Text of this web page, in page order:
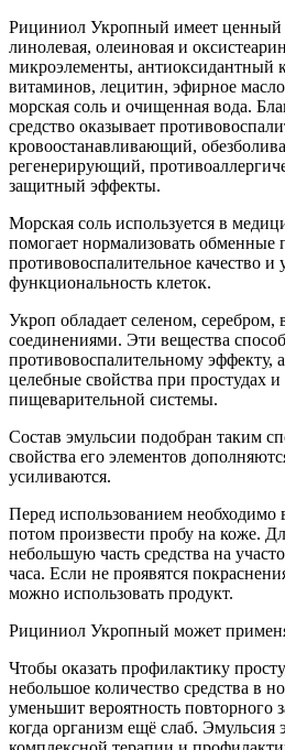
Рициниол Укропный имеет ценный
линолевая, олеиновая и
микроэлементы, антиоксидантный
витаминов, лецитин, эфирное масло
морская соль и очищенная вода.
средство оказывает
кровоостанавливающий,
регенерирующий,
защитный эффекты.
Морская соль используется в
помогает нормализовать обменные
противовоспалительное качество
функциональность клеток.
Укроп обладает селеном,
соединениями. Эти вещества
противовоспалительному эффекту,
целебные свойства при простудах и
пищеварительной системы.
Состав эмульсии подобран таким
свойства его элементов
усиливаются.
Перед использованием необходимо
потом произвести пробу на коже.
небольшую часть средства на
часа. Если не проявятся
можно использовать продукт.
Рициниол Укропный может
Чтобы оказать профилактику
небольшое количество средства в
уменьшит вероятность повторного
когда организм ещё слаб. Эмульсия